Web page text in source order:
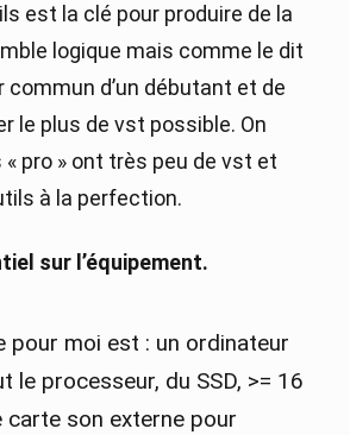
est la clé pour produire de la
logique mais comme le dit
commun d’un débutant et de
le plus de vst possible. On
pro » ont très peu de vst et
à la perfection.
sur l’équipement.
pour moi est : un ordinateur
le processeur, du SSD, >= 16
carte son externe pour